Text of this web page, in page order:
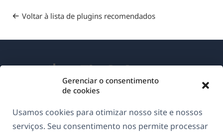
Gerenciar o consentimento
de cookies
Usamos cookies para otimizar nosso site e nossos
serviços. Seu consentimento nos permite processar
Voltar à lista de plugins recomendados
GDPR & Política de Privacidade